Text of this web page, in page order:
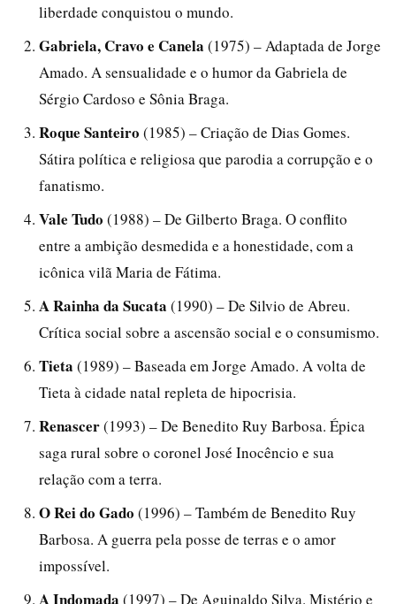
liberdade conquistou o mundo.
Gabriela, Cravo e Canela (1975) – Adaptada de Jorge
Amado. A sensualidade e o humor da Gabriela de
Sérgio Cardoso e Sônia Braga.
Roque Santeiro (1985) – Criação de Dias Gomes.
Sátira política e religiosa que parodia a corrupção e o
fanatismo.
Vale Tudo (1988) – De Gilberto Braga. O conflito
entre a ambição desmedida e a honestidade, com a
icônica vilã Maria de Fátima.
A Rainha da Sucata (1990) – De Silvio de Abreu.
Crítica social sobre a ascensão social e o consumismo.
Tieta (1989) – Baseada em Jorge Amado. A volta de
Tieta à cidade natal repleta de hipocrisia.
Renascer(1993) – De Benedito Ruy Barbosa. Épica
saga rural sobre o coronel José Inocêncio e sua
relação com a terra.
O Rei do Gado (1996) – Também de Benedito Ruy
Barbosa. A guerra pela posse de terras e o amor
impossível.
A Indomada (1997) – De Aguinaldo Silva. Mistério e